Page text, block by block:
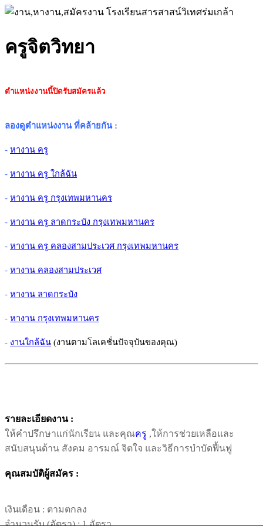
ครูจิตวิทยา
ตำแหน่งงานนี้ปิดรับสมัครแล้ว
ลองดูตำแหน่งงาน ที่คล้ายกัน:
- หางาน ครู
- หางาน ครู ใกล้ฉัน
- หางาน ครู กรุงเทพมหานคร
- หางาน ครู ลาดกระบัง กรุงเทพมหานคร
- หางาน ครู คลองสามประเวศ กรุงเทพมหานคร
- หางาน คลองสามประเวศ
- หางาน ลาดกระบัง
- หางาน กรุงเทพมหานคร
- งานใกล้ฉัน (งานตามโลเคชั่นปัจจุบันของคุณ)
รายละเอียดงาน :
ให้คำปรึกษาแก่นักเรียน และคุณครู ,ให้การช่วยเหลือและ
สนับสนุนด้าน สังคม อารมณ์ จิตใจ และวิธีการบำบัดฟื้นฟู
คุณสมบัติผู้สมัคร :
เงินเดือน : ตามตกลง
จำนวนรับ (อัตรา) : 1 อัตรา